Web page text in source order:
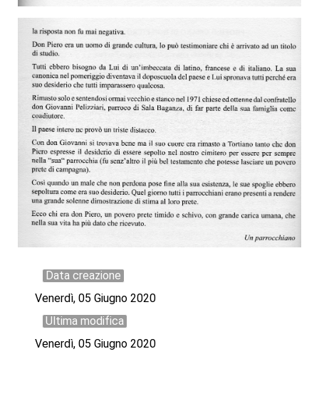
Data creazione
Venerdì, 05 Giugno 2020
Ultima modifica
Venerdì, 05 Giugno 2020